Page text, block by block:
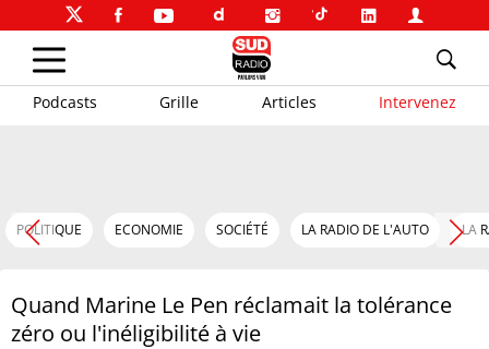
Podcasts Grille Articles Intervenez
POLITIQUE ECONOMIE SOCIÉTÉ LA RADIO DE L'AUTO LA
Quand Marine Le Pen réclamait la tolérance
zéro ou l'inéligibilité à vie